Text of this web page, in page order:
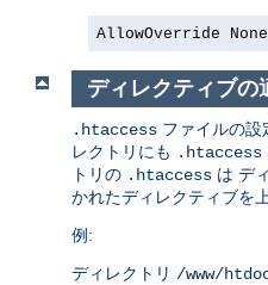
AllowOverride None
ディレクティブの
.htaccess ファイルの設
レクトリにも .htaccess
トリの .htaccess は デ
かれたディレクティブを
例:
ディレクトリ /www/